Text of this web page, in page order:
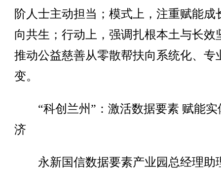
阶人士主动担当；模式上，注重赋能成
向共生；行动上，强调扎根本土与长效
推动公益慈善从零散帮扶向系统化、专
变。
“科创兰州”：激活数据要素 赋能实
济
永新国信数据要素产业园总经理助